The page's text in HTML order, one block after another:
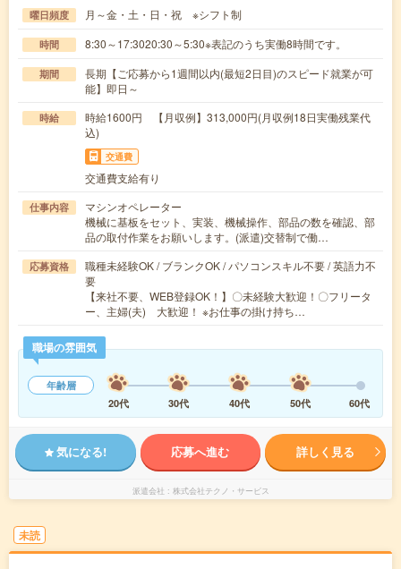
曜日頻度 月～金・土・日・祝 ※シフト制
時間 8:30～17:3020:30～5:30※表記のうち実働8時間です。
期間
長期【ご応募から1週間以内(最短2日目)のスピード就業が可
能】即日～
時給
時給1600円 【月収例】313,000円(月収例18日実働残業代
込)
交通費
交通費支給有り
仕事内容
マシンオペレーター
機械に基板をセット、実装、機械操作、部品の数を確認、部
品の取付作業をお願いします。(派遣)交替制で働…
応募資格
職種未経験OK / ブランクOK / パソコンスキル不要 / 英語力不
要
【来社不要、WEB登録OK！】〇未経験大歓迎！〇フリータ
ー、主婦(夫) 大歓迎！ ※お仕事の掛け持ち…
職場の雰囲気
年齢層
20代
30代 40代 50代 60代
気になる! 応募へ進む 詳しく見る
派遣会社 株式会社テクノ・サービス
未読